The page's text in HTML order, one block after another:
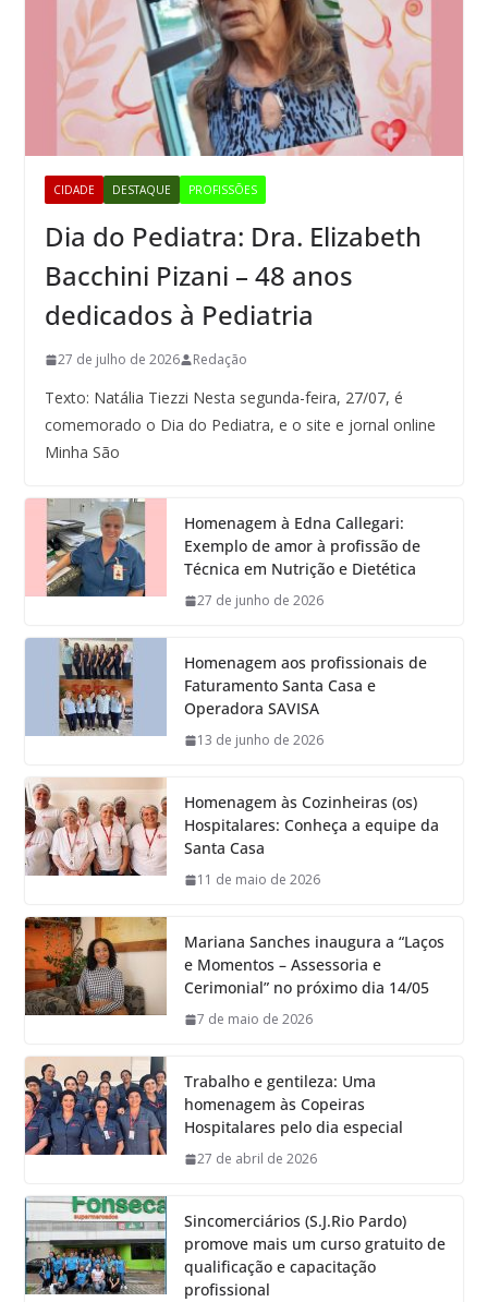
CIDADE DESTAQUE PROFISSÕES
Dia do Pediatra: Dra. Elizabeth
Bacchini Pizani – 48 anos
dedicados à Pediatria
27 de julho de 2026 Redação
Texto: Natália Tiezzi Nesta segunda-feira, 27/07, é
comemorado o Dia do Pediatra, e o site e jornal online
Minha São
Homenagem à Edna Callegari:
Exemplo de amor à profissão de
Técnica em Nutrição e Dietética
27 de junho de 2026
Homenagem aos profissionais de
Faturamento Santa Casa e
Operadora SAVISA
13 de junho de 2026
Homenagem às Cozinheiras (os)
Hospitalares: Conheça a equipe da
Santa Casa
11 de maio de 2026
Mariana Sanches inaugura a “Laços
e Momentos – Assessoria e
Cerimonial” no próximo dia 14/05
7 de maio de 2026
Trabalho e gentileza: Uma
homenagem às Copeiras
Hospitalares pelo dia especial
27 de abril de 2026
Sincomerciários (S.J.Rio Pardo)
promove mais um curso gratuito de
qualificação e capacitação
profissional